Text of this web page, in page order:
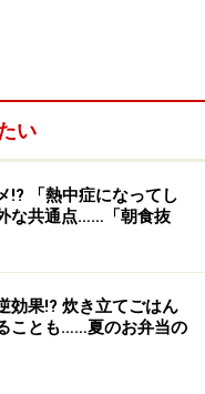
い
!? 「熱中症になってし
な共通点……「朝食抜
効果!? 炊き立てごはん
ことも……夏のお弁当の